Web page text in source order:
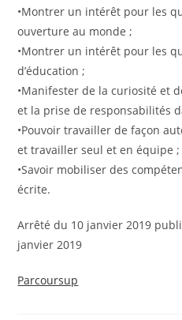
•Montrer un intérêt pour les
ouverture au monde ;
•Montrer un intérêt pour les
d’éducation ;
•Manifester de la curiosité et
et la prise de responsabilités
•Pouvoir travailler de façon
et travailler seul et en équipe ;
•Savoir mobiliser des
écrite.
Arrêté du 10 janvier 2019
janvier 2019
Parcoursup